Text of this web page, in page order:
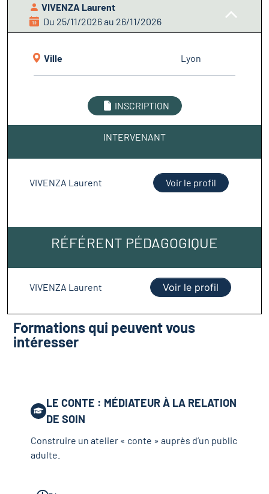
VIVENZA Laurent
Du 25/11/2026 au 26/11/2026
Ville Lyon
INSCRIPTION
INTERVENANT
VIVENZA Laurent Voir le profil
RÉFÉRENT PÉDAGOGIQUE
VIVENZA Laurent Voir le profil
Formations qui peuvent vous
intéresser
LE CONTE : MÉDIATEUR À LA RELATION
DE SOIN
Construire un atelier « conte » auprès d’un public
adulte.